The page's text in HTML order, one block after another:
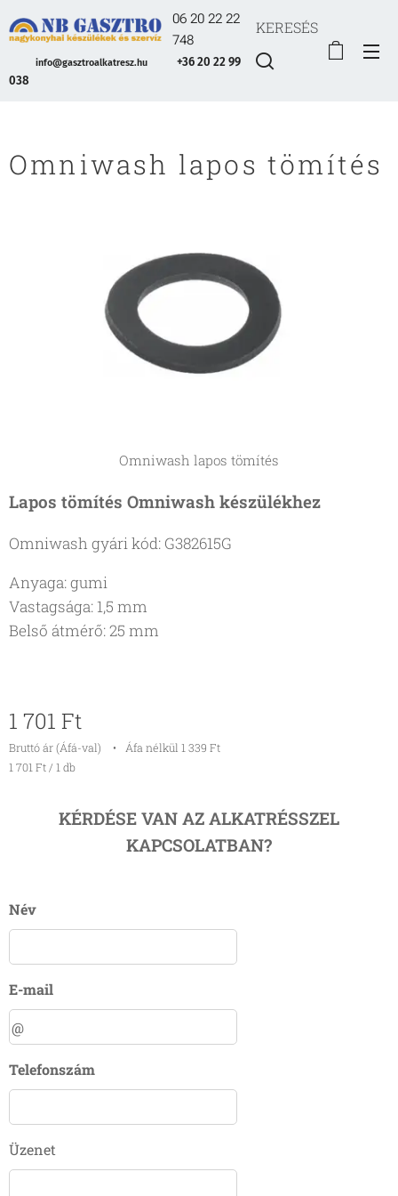
06 20 22 22
748
info@gasztroalkatresz.hu
+36 20 22 99
038
KERESÉS
Omniwash lapos tömítés
Omniwash lapos tömítés
Lapos tömítés Omniwash készülékhez
Omniwash gyári kód: G382615G
Anyaga: gumi
Vastagsága: 1,5 mm
Belső átmérő: 25 mm
1 701 Ft
Bruttó ár (Áfá-val)
Áfa nélkül 1 339 Ft
1 701 Ft / 1 db
KÉRDÉSE VAN AZ ALKATRÉSSZEL
KAPCSOLATBAN?
Név
E-mail
Telefonszám
Üzenet